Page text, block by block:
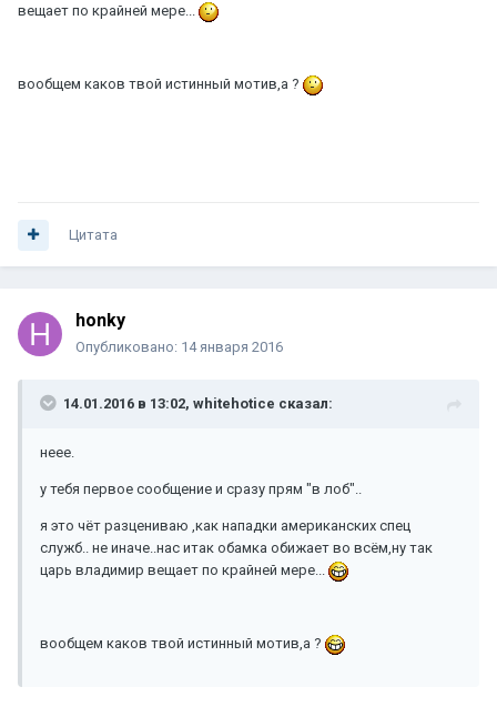
вещает по крайней мере...
вообщем каков твой истинный мотив,а ?
Цитата
honky
Опубликовано: 14 января 2016
14.01.2016 в 13:02, whitehotice сказал:
неее.
у тебя первое сообщение и сразу прям "в лоб"..
я это чёт разцениваю ,как нападки американских спец
служб.. не иначе..нас итак обамка обижает во всём,ну так
царь владимир вещает по крайней мере...
вообщем каков твой истинный мотив,а ?